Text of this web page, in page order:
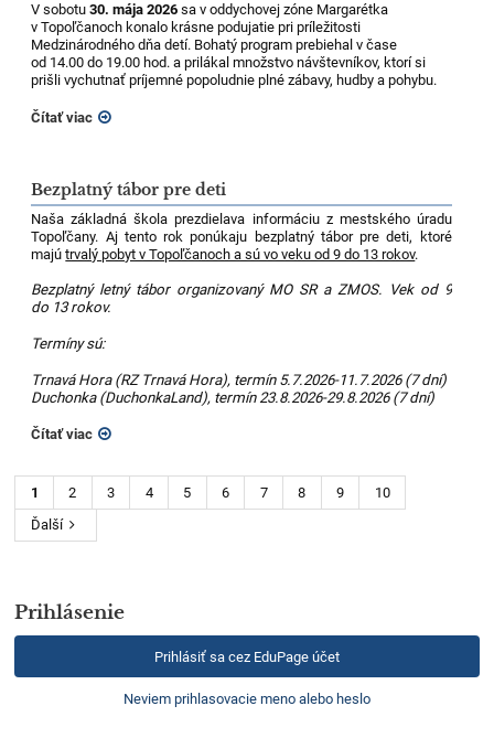
V sobotu30. mája 2026 sa v oddychovej zóne Margarétka
v Topoľčanoch konalo krásne podujatie pri príležitosti
Medzinárodného dňa detí. Bohatý program prebiehal v čase
od 14.00 do 19.00 hod. a prilákal množstvo návštevníkov, ktorí si
prišli vychutnať príjemné popoludnie plné zábavy, hudby a pohybu.
Čítať viac
Bezplatný tábor pre deti
Naša základná škola prezdielava informáciu z mestského úradu
Topoľčany. Aj tento rok ponúkaju bezplatný tábor pre deti, ktoré
majútrvalý pobyt v Topoľčanoch a sú vo veku od 9 do 13 rokov.
Bezplatný letný tábor organizovaný MO SR a ZMOS. Vek od 9
do 13 rokov.
Termíny sú:
Trnavá Hora (RZ Trnavá Hora), termín 5.7.2026-11.7.2026 (7 dní)
Duchonka (DuchonkaLand), termín 23.8.2026-29.8.2026 (7 dní)
Čítať viac
1 2 3 4 5 6 7 8 9
10
Ďalší
Prihlásenie
Prihlásiť sa cez EduPage účet
Neviem prihlasovacie meno alebo heslo